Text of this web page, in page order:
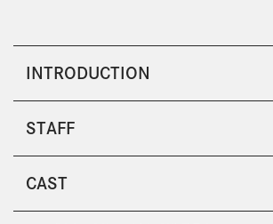
INTRODUCTION
STAFF
CAST